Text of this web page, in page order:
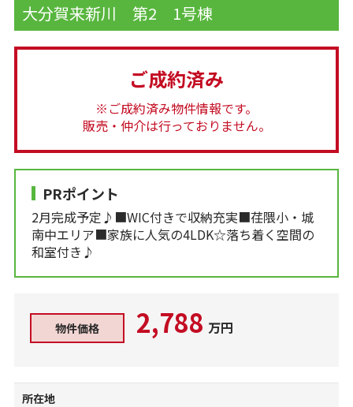
大分賀来新川 第2 1号棟
ご成約済み
※ご成約済み物件情報です。
販売・仲介は行っておりません。
PRポイント
2月完成予定♪■WIC付きで収納充実■荏隈小・城
南中エリア■家族に人気の4LDK☆落ち着く空間の
和室付き♪
物件価格 2,788 万円
所在地